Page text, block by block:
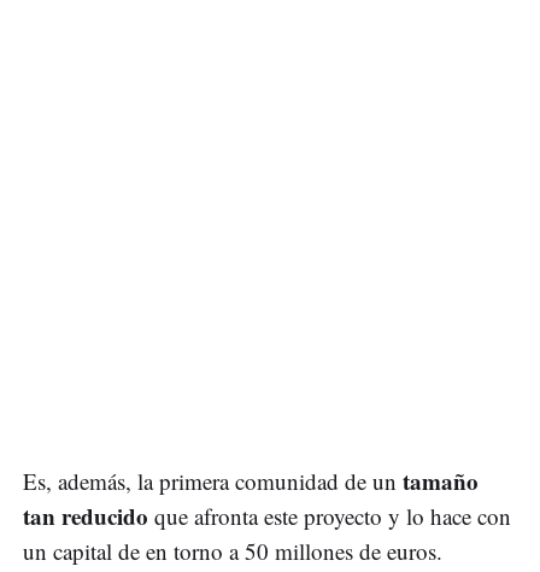
Es, además, la primera comunidad de un tamaño
tan reducido que afronta este proyecto y lo hace con
un capital de en torno a 50 millones de euros.